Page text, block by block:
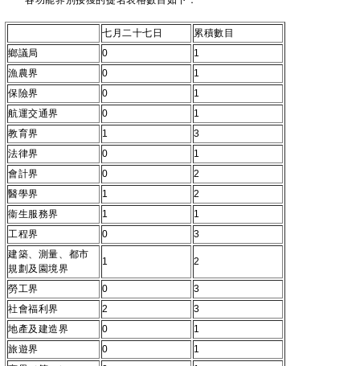
七月二十七日
累積數目
鄉議局
0
1
漁農界
0
1
保險界
0
1
航運交通界
0
1
教育界
1
3
法律界
0
1
會計界
0
2
醫學界
1
2
衞生服務界
1
1
工程界
0
3
建築、測量、都市
規劃及園境界
1 2
勞工界 0
3
社會福利界
2
3
地產及建造界
0
1
旅遊界
0
1